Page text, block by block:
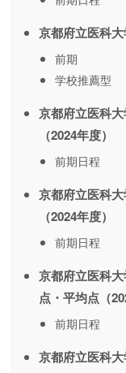
京都府立医科大
前期
学校推薦型
京都府立医科
（2024年度）
前期日程
京都府立医科
（2024年度）
前期日程
京都府立医科
点・平均点（
前期日程
京都府立医科大